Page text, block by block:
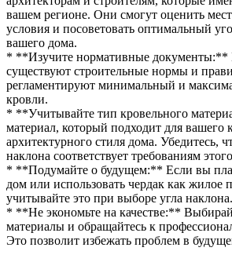
вашем регионе. Они смогут оценить
условия и посоветовать оптимальный
вашего дома.
* **Изучите нормативные документы:**
существуют строительные нормы и
регламентируют минимальный и
кровли.
* **Учитывайте тип кровельного
материал, который подходит для вашего
архитектурного стиля дома. Убедитесь,
наклона соответствует требованиям
* **Подумайте о будущем:** Если вы
дом или использовать чердак как жилое
учитывайте это при выборе угла наклона.
* **Не экономьте на качестве:**
материалы и обращайтесь к
Это позволит избежать проблем в